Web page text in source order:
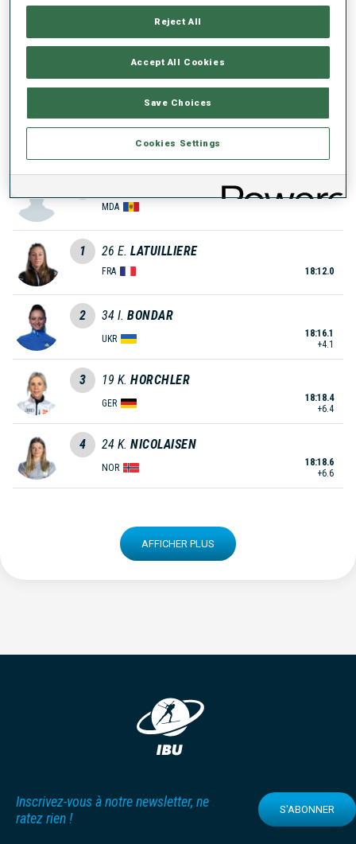
LEITINGER
AUT
0 49 M. BEILMANN
MDA
1 26 E. LATUILLIERE
FRA 18:12.0
2 34 I. BONDAR
UKR
18:16.1
+4.1
3 19 K. HORCHLER
GER
18:18.4
+6.4
4 24 K. NICOLAISEN
NOR
18:18.6
+6.6
AFFICHER PLUS
Inscrivez-vous à notre newsletter, ne
ratez rien !
S'ABONNER
Reject All
Accept All Cookies
Save Choices
Cookies Settings